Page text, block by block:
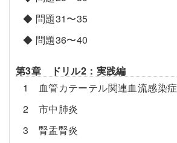
◆ 問題31〜35
◆ 問題36〜40
第3章 ドリル2：実践編
1 血管カテーテル関連血流感染症
2 市中肺炎
3 腎盂腎炎